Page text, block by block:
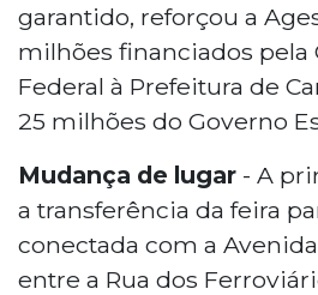
garantido, reforçou a
milhões financiados pela
Federal à Prefeitura de
25 milhões do Governo
Mudança de lugar - A
a transferência da feira
conectada com a
entre a Rua dos